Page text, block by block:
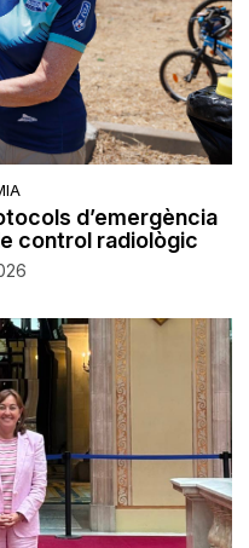
d’emergència
control radiològic